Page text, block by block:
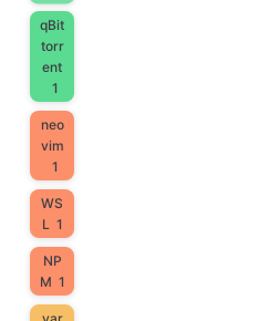
qBit
torr
ent
1
neo
vim
1
WS
L 1
NP
M 1